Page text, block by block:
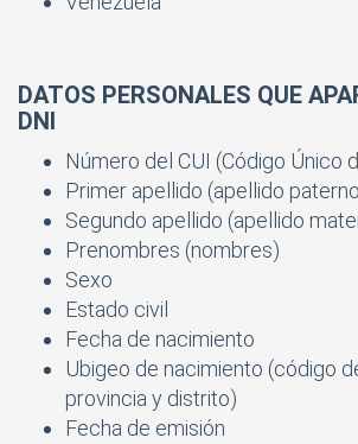
DATOS PERSONALES QUE
DNI
Número del CUI (Código Único
Primer apellido (apellido
Segundo apellido (apellido
Prenombres (nombres)
Sexo
Estado civil
Fecha de nacimiento
Ubigeo de nacimiento (código
provincia y distrito)
Fecha de emisión